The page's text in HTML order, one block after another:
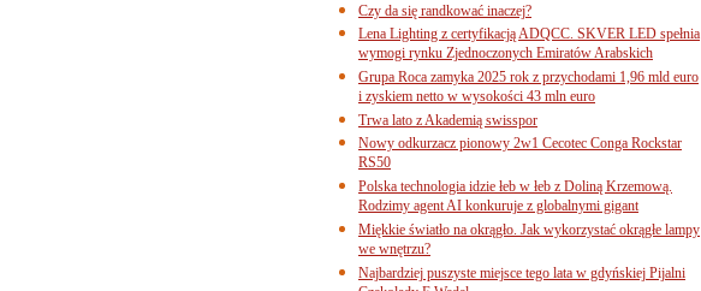
Czy da się randkować inaczej?
Lena Lighting z certyfikacją ADQCC. SKVER LED spełnia
wymogi rynku Zjednoczonych Emiratów Arabskich
Grupa Roca zamyka 2025 rok z przychodami 1,96 mld euro
i zyskiem netto w wysokości 43 mln euro
Trwa lato z Akademią swisspor
Nowy odkurzacz pionowy 2w1 Cecotec Conga Rockstar
RS50
Polska technologia idzie łeb w łeb z Doliną Krzemową.
Rodzimy agent AI konkuruje z globalnymi gigant
Miękkie światło na okrągło. Jak wykorzystać okrągłe lampy
we wnętrzu?
Najbardziej puszyste miejsce tego lata w gdyńskiej Pijalni